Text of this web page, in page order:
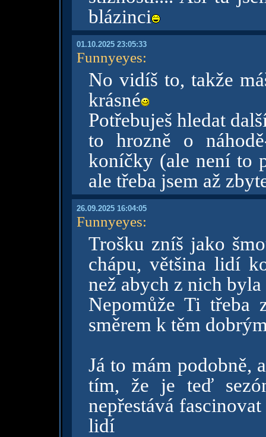
blázinci
01.10.2025 23:05:33
Funnyeyes:
No vidíš to, takže
krásné
Potřebuješ hledat
to hrozně o
koníčky (ale není to
ale třeba jsem až
26.09.2025 16:04:05
Funnyeyes:
Trošku zníš jako
chápu, většina lidí
než abych z nich byla
Nepomůže Ti třeba
směrem k těm
Já to mám podobně,
tím, že je teď
nepřestává
lidí